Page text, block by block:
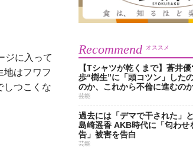
ジに入って
地はフワフ
しつこくな
Recommend オススメ
【Tシャツが乾くまで】蒼井
歩“樹生”に「頭コツン」した
のか、これから不倫に進むの
芸能
過去には「デマで干された」
島崎遥香 AKB時代に「匂わせ
告」被害を告白
芸能